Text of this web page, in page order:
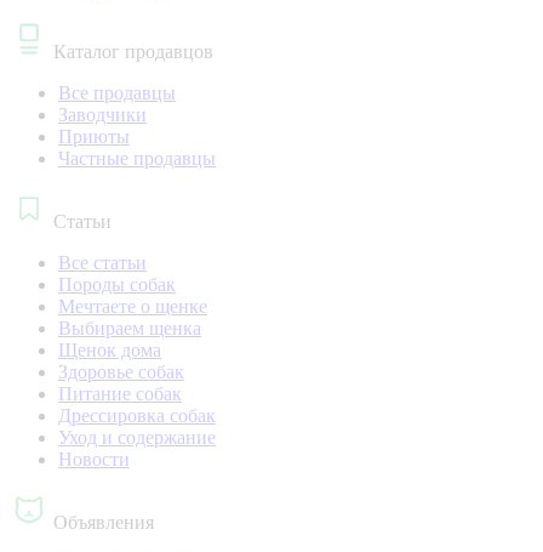
Каталог продавцов
Все продавцы
Заводчики
Приюты
Частные продавцы
Статьи
Все статьи
Породы собак
Мечтаете о щенке
Выбираем щенка
Щенок дома
Здоровье собак
Питание собак
Дрессировка собак
Уход и содержание
Новости
Объявления